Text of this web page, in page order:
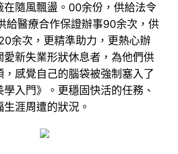
在隨風飄盪。00余份，供給法令
給醫療合作保證辦事90余次，供
余次，更精準助力，更熱心辦
愛新失業形狀休息者，為他們供
，感覺自己的腦袋被強制塞入了
入門》。更穩固快活的任務、
涯周遭的狀況。